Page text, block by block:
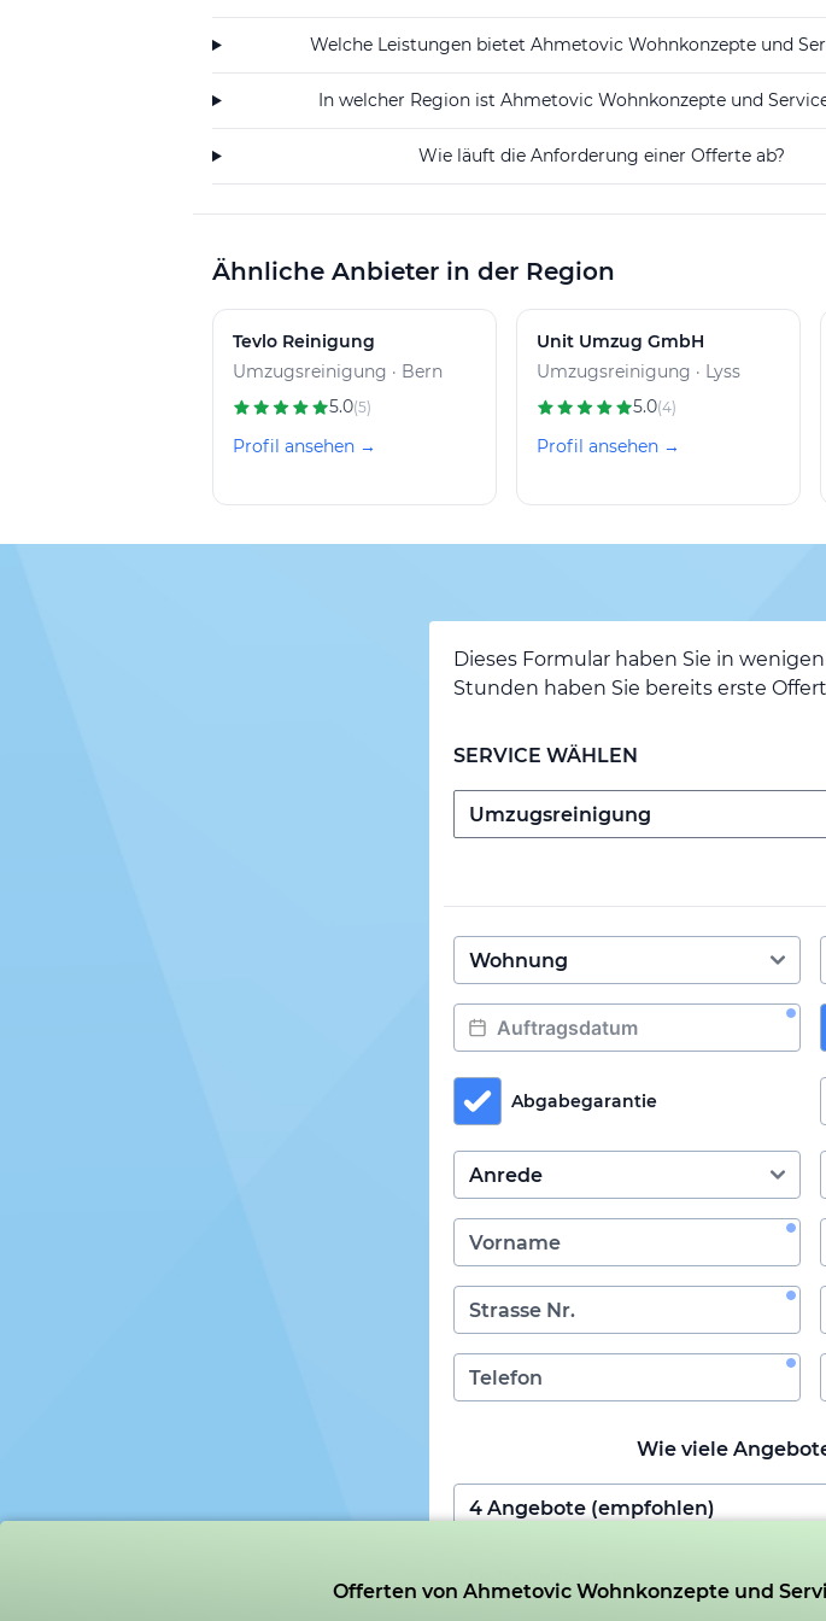
Welche Leistungen bietet Ahmetovic Wohnkonzepte und
In welcher Region ist Ahmetovic Wohnkonzepte und
Wie läuft die Anforderung einer Offerte ab?
Ähnliche Anbieter in der Region
Tevlo Reinigung
Umzugsreinigung · Bern
5.0(5)
Profil ansehen →
Unit Umzug GmbH
Umzugsreinigung · Lyss
5.0(4)
Profil ansehen →
Dieses Formular haben Sie in
Stunden haben Sie bereits erste
SERVICE WÄHLEN
Abgabegarantie
Wie viele
Offerten von Ahmetovic Wohnkonzepte und